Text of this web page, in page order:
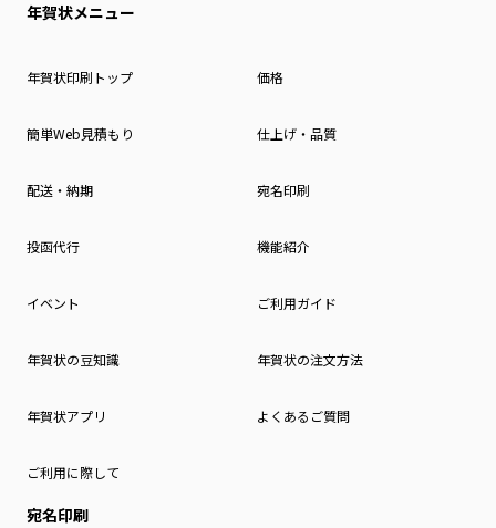
年賀状メニュー
年賀状印刷トップ 価格
簡単Web見積もり 仕上げ・品質
配送・納期 宛名印刷
投函代行 機能紹介
イベント ご利用ガイド
年賀状の豆知識 年賀状の注文方法
年賀状アプリ よくあるご質問
ご利用に際して
宛名印刷